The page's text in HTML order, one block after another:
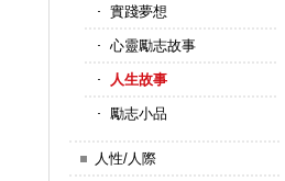
實踐夢想
心靈勵志故事
人生故事
勵志小品
人性/人際